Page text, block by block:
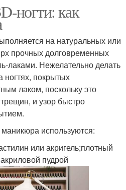
ногти: как
на натуральных или
прочных долговременных
лаками. Нежелательно делать
покрытых
лаком, поскольку это
и узор быстро
используются:
или акригель;плотный
пудрой